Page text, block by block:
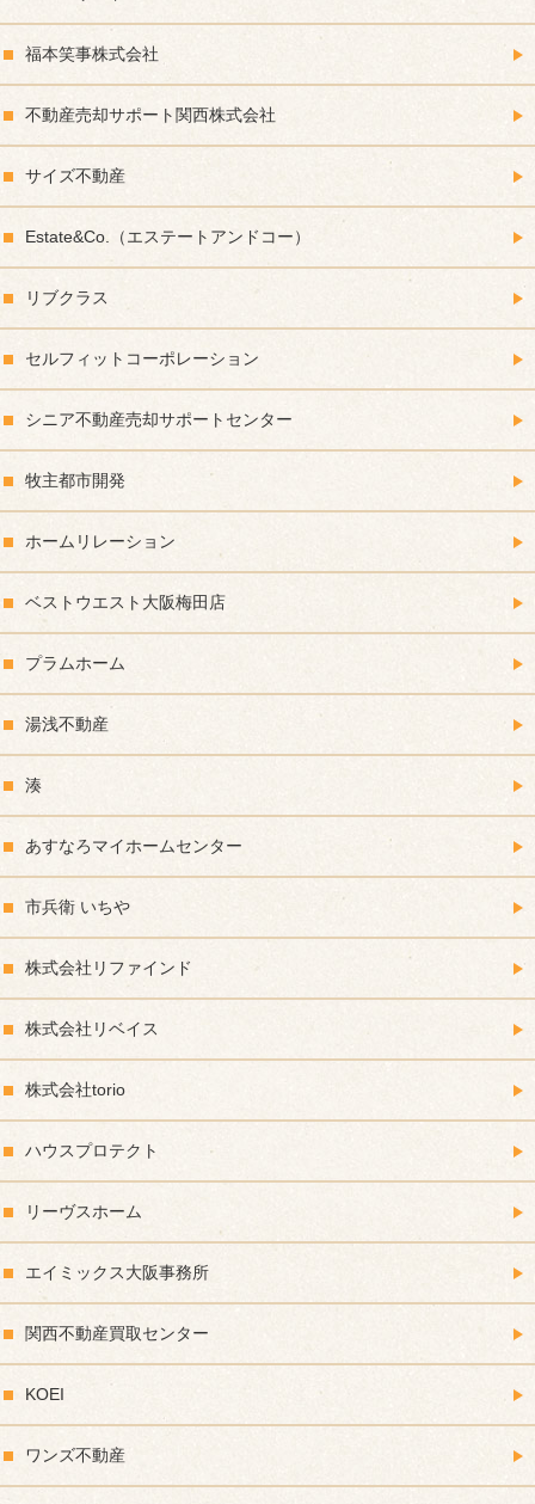
福本笑事株式会社
不動産売却サポート関西株式会社
サイズ不動産
Estate&Co.（エステートアンドコー）
リブクラス
セルフィットコーポレーション
シニア不動産売却サポートセンター
牧主都市開発
ホームリレーション
ベストウエスト大阪梅田店
プラムホーム
湯浅不動産
湊
あすなろマイホームセンター
市兵衛 いちや
株式会社リファインド
株式会社リベイス
株式会社torio
ハウスプロテクト
リーヴスホーム
エイミックス大阪事務所
関西不動産買取センター
KOEI
ワンズ不動産